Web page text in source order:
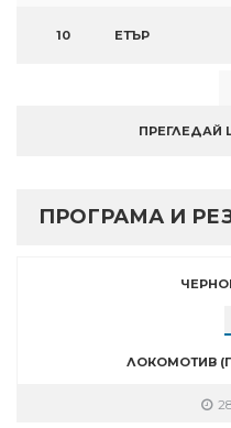
10 ЕТЪР
ПРЕГЛЕДАЙ
ПРОГРАМА И
ЛОКОМОТИВ